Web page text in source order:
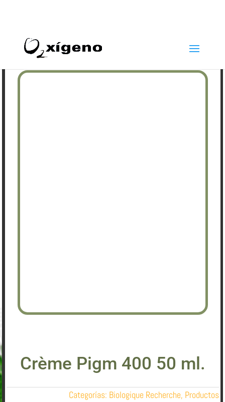
Crème Pigm 400 50 ml.
Categorías: Biologique Recherche, Productos